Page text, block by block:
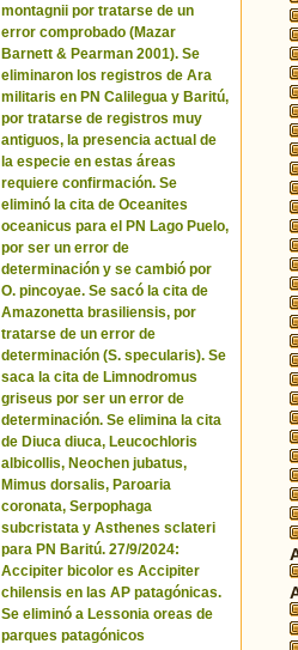
montagnii por tratarse de un
error comprobado (Mazar
Barnett & Pearman 2001). Se
eliminaron los registros de Ara
militaris en PN Calilegua y Baritú,
por tratarse de registros muy
antiguos, la presencia actual de
la especie en estas áreas
requiere confirmación. Se
eliminó la cita de Oceanites
oceanicus para el PN Lago Puelo,
por ser un error de
determinación y se cambió por
O. pincoyae. Se sacó la cita de
Amazonetta brasiliensis, por
tratarse de un error de
determinación (S. specularis). Se
saca la cita de Limnodromus
griseus por ser un error de
determinación. Se elimina la cita
de Diuca diuca, Leucochloris
albicollis, Neochen jubatus,
Mimus dorsalis, Paroaria
coronata, Serpophaga
subcristata y Asthenes sclateri
para PN Baritú. 27/9/2024:
Accipiter bicolor es Accipiter
chilensis en las AP patagónicas.
Se eliminó a Lessonia oreas de
parques patagónicos